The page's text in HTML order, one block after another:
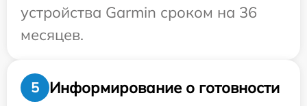
устройства Garmin сроком на 36
месяцев.
5
Информирование о готовности